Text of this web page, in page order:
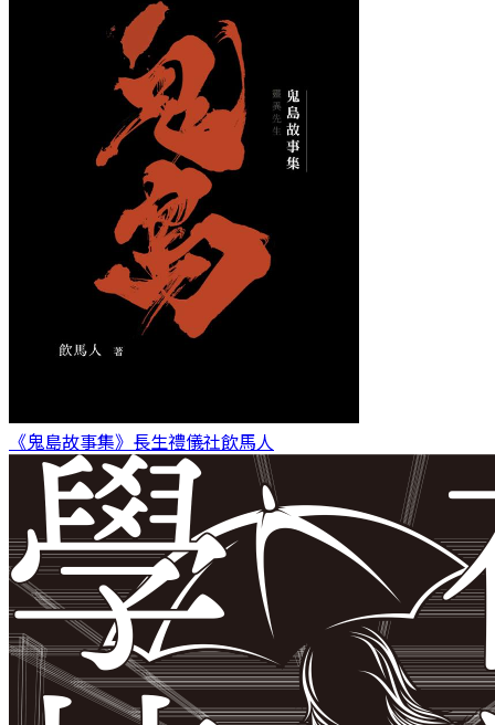
《鬼島故事集》長生禮儀社飲馬人